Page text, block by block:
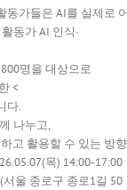
가들은 AI를 실제로
동가 AI 인식·
명을 대상으로
<
다.
나누고,
고 활용할 수 있는 방
목) 14:00-17:00
울 종로구 종로1길 50